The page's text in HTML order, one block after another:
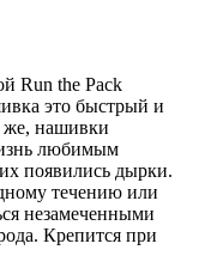
Run the Pack
это быстрый и
же, нашивки
любимым
появились дырки.
течению или
незамеченными
Крепится при